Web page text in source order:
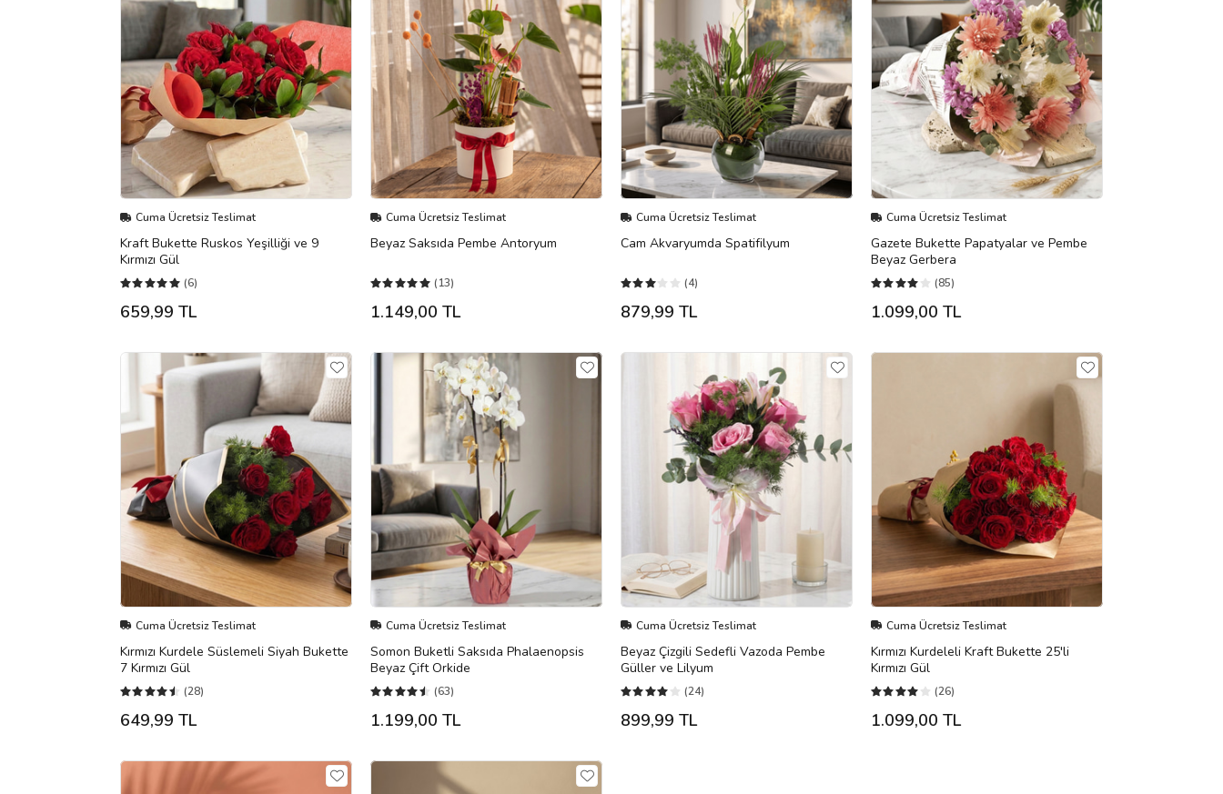
Cuma Ücretsiz Teslimat
Kraft Bukette Ruskos Yeşilliği ve 9
Kırmızı Gül
(6)
659,99 TL
Cuma Ücretsiz Teslimat
Beyaz Saksıda Pembe Antoryum
(13)
1.149,00 TL
Cuma Ücretsiz Teslimat
Cam Akvaryumda Spatifilyum
(4)
879,99 TL
Cuma Ücretsiz Teslimat
Gazete Bukette Papatyalar ve Pembe
Beyaz Gerbera
(85)
1.099,00 TL
Cuma Ücretsiz Teslimat
Kırmızı Kurdele Süslemeli Siyah Bukette
7 Kırmızı Gül
(28)
649,99 TL
Cuma Ücretsiz Teslimat
Somon Buketli Saksıda Phalaenopsis
Beyaz Çift Orkide
(63)
1.199,00 TL
Cuma Ücretsiz Teslimat
Beyaz Çizgili Sedefli Vazoda Pembe
Güller ve Lilyum
(24)
899,99 TL
Cuma Ücretsiz Teslimat
Kırmızı Kurdeleli Kraft Bukette 25'li
Kırmızı Gül
(26)
1.099,00 TL